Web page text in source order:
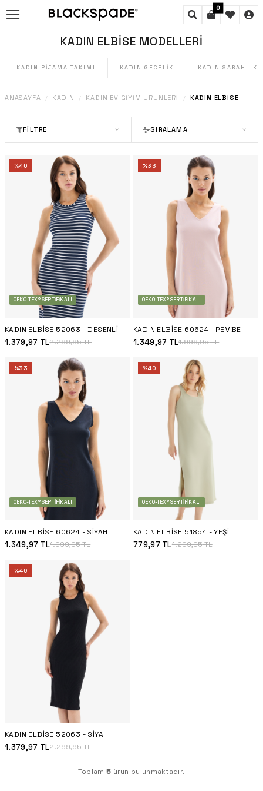
0
KADIN ELBISE MODELLERI
KADIN PIJAMA TAKIMI KADIN GECELIK KADIN SABAHLIK
ANASAYFA / KADIN / KADIN EV GIYIM ÜRÜNLERI / KADIN ELBISE
FILTRE SIRALAMA
%40
OEKO-TEX® SERTIFIKALI
KADIN ELBISE 52063 - DESENLI
1.379,97 TL2.299,95TL
%33
OEKO-TEX® SERTIFIKALI
KADIN ELBISE 60624 - PEMBE
1.349,97 TL1.999,95TL
%33
OEKO-TEX® SERTIFIKALI
KADIN ELBISE 60624 - SIYAH
1.349,97 TL1.999,95TL
%40
OEKO-TEX® SERTIFIKALI
KADIN ELBISE 51854 - YEŞIL
779,97 TL1.299,95TL
%40
KADIN ELBISE 52063 - SIYAH
1.379,97 TL2.299,95TL
Toplam 5 ürün bulunmaktadır.